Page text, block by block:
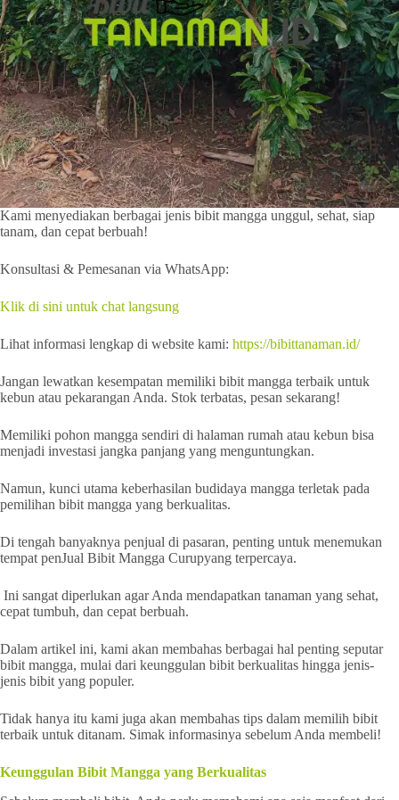
Kami menyediakan berbagai jenis bibit mangga unggul, sehat, siap
tanam, dan cepat berbuah!
Konsultasi & Pemesanan via WhatsApp:
Klik di sini untuk chat langsung
Lihat informasi lengkap di website kami: https://bibittanaman.id/
Jangan lewatkan kesempatan memiliki bibit mangga terbaik untuk
kebun atau pekarangan Anda. Stok terbatas, pesan sekarang!
Memiliki pohon mangga sendiri di halaman rumah atau kebun bisa
menjadi investasi jangka panjang yang menguntungkan.
Namun, kunci utama keberhasilan budidaya mangga terletak pada
pemilihan bibit mangga yang berkualitas.
Di tengah banyaknya penjual di pasaran, penting untuk menemukan
tempat penJual Bibit Mangga Curupyang terpercaya.
Ini sangat diperlukan agar Anda mendapatkan tanaman yang sehat,
cepat tumbuh, dan cepat berbuah.
Dalam artikel ini, kami akan membahas berbagai hal penting seputar
bibit mangga, mulai dari keunggulan bibit berkualitas hingga jenis-
jenis bibit yang populer.
Tidak hanya itu kami juga akan membahas tips dalam memilih bibit
terbaik untuk ditanam. Simak informasinya sebelum Anda membeli!
Keunggulan Bibit Mangga yang Berkualitas